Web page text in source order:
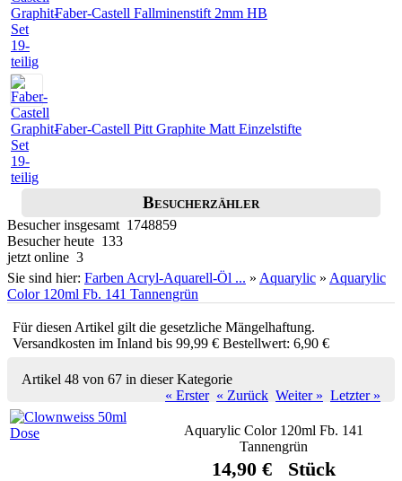
Faber-Castell Fallminenstift 2mm HB
Faber-Castell Pitt Graphite Matt Einzelstifte
Besucherzähler
Besucher insgesamt 1748859
Besucher heute 133
jetzt online 3
Sie sind hier: Farben Acryl-Aquarell-Öl ... » Aquarylic » Aquarylic
Color 120ml Fb. 141 Tannengrün
Für diesen Artikel gilt die gesetzliche Mängelhaftung.
Versandkosten im Inland bis 99,99 € Bestellwert: 6,90 €
Artikel 48 von 67 in dieser Kategorie
« Erster « Zurück Weiter » Letzter »
Aquarylic Color 120ml Fb. 141
Tannengrün
14,90 € Stück